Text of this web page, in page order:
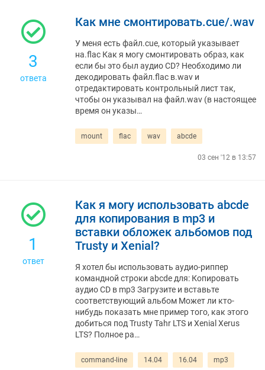
3
ответа
Как мне смонтировать.cue/.wav
У меня есть файл.cue, который указывает
на.flac Как я могу смонтировать образ, как
если бы это был аудио CD? Необходимо ли
декодировать файл.flac в.wav и
отредактировать контрольный лист так,
чтобы он указывал на файл.wav (в настоящее
время он указы…
mount flac wav abcde
03 сен '12 в 13:57
1
ответ
Как я могу использовать abcde
для копирования в mp3 и
вставки обложек альбомов под
Trusty и Xenial?
Я хотел бы использовать аудио-риппер
командной строки abcde для: Копировать
аудио CD в mp3 Загрузите и вставьте
соответствующий альбом Может ли кто-
нибудь показать мне пример того, как этого
добиться под Trusty Tahr LTS и Xenial Xerus
LTS? Полное ра…
command-line 14.04 16.04 mp3